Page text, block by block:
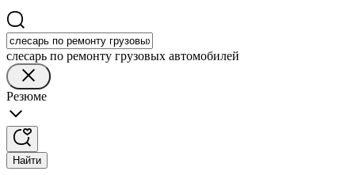
слесарь по ремонту грузовых автомобилей
Резюме
Найти